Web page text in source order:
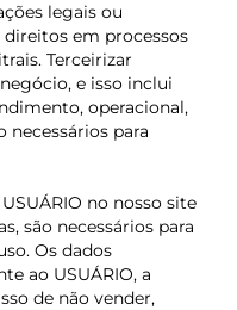
legais ou
em processos
Terceirizar
e isso inclui
operacional,
necessários para
no nosso site
são necessários para
Os dados
ao USUÁRIO, a
de não vender,